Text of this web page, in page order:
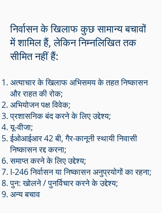
निर्वासन के खिलाफ कुछ सामान्य बचावों
में शामिल हैं, लेकिन निम्नलिखित तक
सीमित नहीं हैं:
अत्याचार के खिलाफ अभिसमय के तहत निष्कासन
और राहत की रोक;
अभियोजन पक्ष विवेक;
प्रशासनिक बंद करने के लिए उद्देश्य;
यू-वीजा;
ईओआईआर 42 बी, गैर-कानूनी स्थायी निवासी
निष्कासन रद्द करना;
समाप्त करने के लिए उद्देश्य;
I-246 निर्वासन या निष्कासन अनुप्रयोगों का रहना;
पुन: खोलने / पुनर्विचार करने के उद्देश्य;
अन्य बचाव